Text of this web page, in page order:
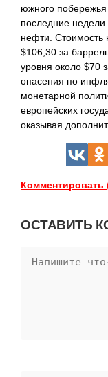
южного
последние
нефти. Стоимость
$106,30 за
уровня около $70
опасения по
монетарной
европейских
оказывая
Комментировать
ОСТАВИТЬ